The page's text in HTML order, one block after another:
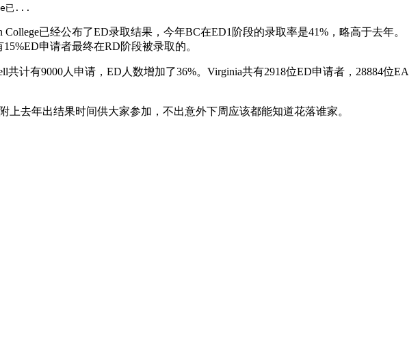
已...
已经公布了ED录取结果，今年BC在ED1阶段的录取率是41%，略高于去年。
申请者最终在RD阶段被录取的。
计有9000人申请，ED人数增加了36%。Virginia共有2918位ED申请者，28884位EA
去年出结果时间供大家参加，不出意外下周应该都能知道花落谁家。